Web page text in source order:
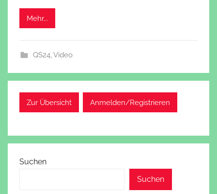
Mehr...
QS24,Video
Zur Übersicht Anmelden/Registrieren
Suchen
Suchen